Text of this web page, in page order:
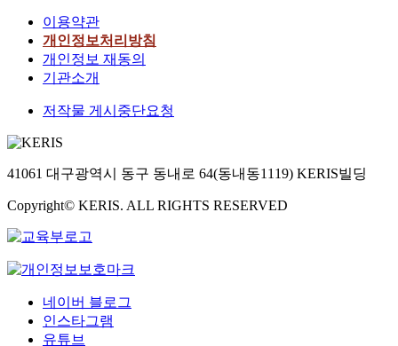
c
이용약관
개인정보처리방침
개인정보 재동의
기관소개
저작물 게시중단요청
41061 대구광역시 동구 동내로 64(동내동1119) KERIS빌딩
Copyright© KERIS. ALL RIGHTS RESERVED
네이버 블로그
인스타그램
유튜브